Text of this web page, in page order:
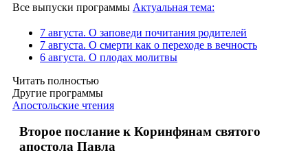
Все выпуски программы Актуальная тема:
7 августа. О заповеди почитания родителей
7 августа. О смерти как о переходе в вечность
6 августа. О плодах молитвы
Читать полностью
Другие программы
Апостольские чтения
Второе послание к Коринфянам святого
апостола Павла